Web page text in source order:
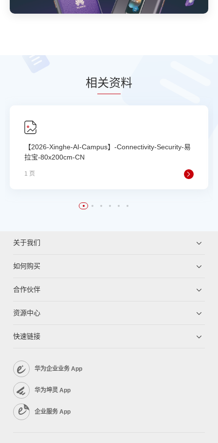
相关资料
【2026-Xinghe-AI-Campus】-Connectivity-Security-易
拉宝-80x200cm-CN
1 页
关于我们
如何购买
合作伙伴
资源中心
快速链接
华为企业业务 App
华为坤灵 App
企业服务 App